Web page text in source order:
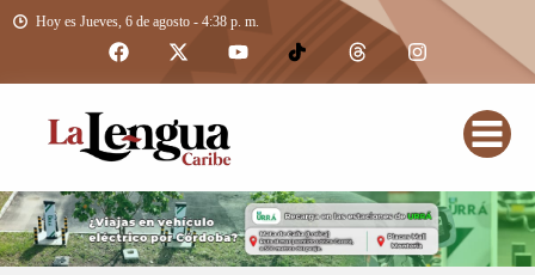
Hoy es Jueves, 6 de agosto - 4:38 p. m.